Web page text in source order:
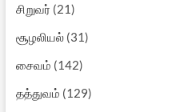
சிறுவர் (21)
சூழலியல்(31)
சைவம் (142)
தத்துவம் (129)